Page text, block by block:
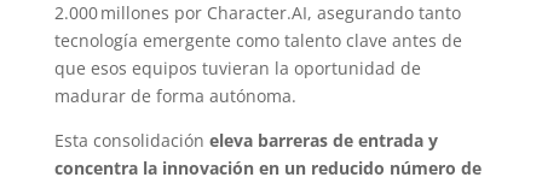
2.000 millones por Character.AI, asegurando tanto
tecnología emergente como talento clave antes de
que esos equipos tuvieran la oportunidad de
madurar de forma autónoma.
Esta consolidación eleva barreras de entrada y
concentra la innovación en un reducido número de